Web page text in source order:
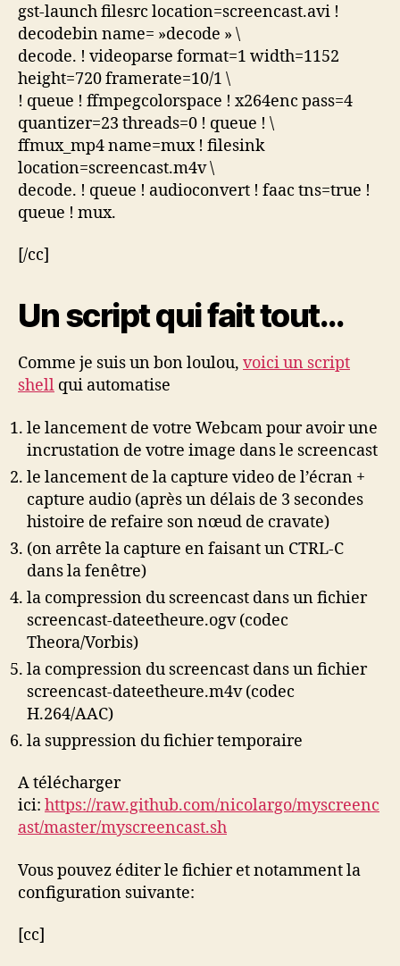
gst-launch filesrc location=screencast.avi !
decodebin name= »decode » \
decode. ! videoparse format=1 width=1152
height=720 framerate=10/1 \
! queue ! ffmpegcolorspace ! x264enc pass=4
quantizer=23 threads=0 ! queue ! \
ffmux_mp4 name=mux ! filesink
location=screencast.m4v \
decode. ! queue ! audioconvert ! faac tns=true !
queue ! mux.
[/cc]
Un script qui fait tout…
Comme je suis un bon loulou, voici un script
shell qui automatise
le lancement de votre Webcam pour avoir une
incrustation de votre image dans le screencast
le lancement de la capture video de l’écran +
capture audio (après un délais de 3 secondes
histoire de refaire son nœud de cravate)
(on arrête la capture en faisant un CTRL-C
dans la fenêtre)
la compression du screencast dans un fichier
screencast-dateetheure.ogv (codec
Theora/Vorbis)
la compression du screencast dans un fichier
screencast-dateetheure.m4v (codec
H.264/AAC)
la suppression du fichier temporaire
A télécharger
ici: https://raw.github.com/nicolargo/myscreenc
ast/master/myscreencast.sh
Vous pouvez éditer le fichier et notamment la
configuration suivante:
[cc]